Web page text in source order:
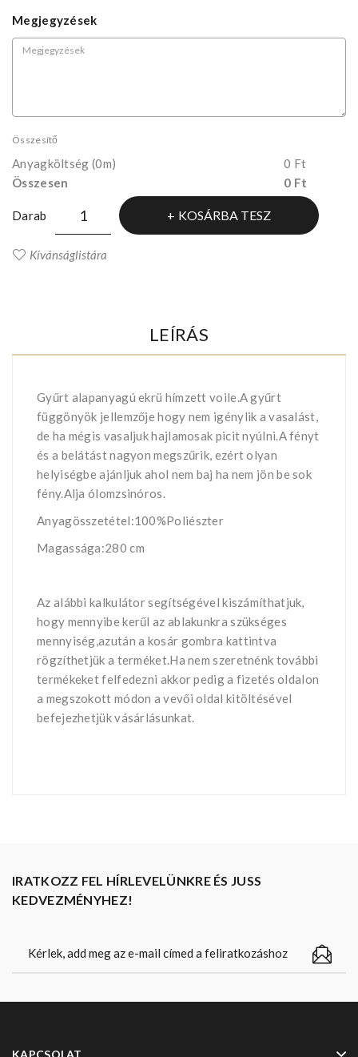
Megjegyzések
Összesítő
Anyagköltség (0m)
0 Ft
Összesen
0 Ft
Darab KOSÁRBA TESZ
Kívánságlistára
LEÍRÁS
Gyűrt alapanyagú ekrü hímzett voile.A gyűrt
függönyök jellemzője hogy nem igénylik a vasalást,
de ha mégis vasaljuk hajlamosak picit nyúlni.A fényt
és a belátást nagyon megszűrik, ezért olyan
helyiségbe ajánljuk ahol nem baj ha nem jön be sok
fény.Alja ólomzsinóros.
Anyagösszetétel:100%Poliészter
Magassága:280 cm
Az alábbi kalkulátor segítségével kiszámíthatjuk,
hogy mennyibe kerűl az ablakunkra szükséges
mennyiség,azután a kosár gombra kattintva
rögzíthetjük a terméket.Ha nem szeretnénk további
termékeket felfedezni akkor pedig a fizetés oldalon
a megszokott módon a vevői oldal kitöltésével
befejezhetjük vásárlásunkat.
IRATKOZZ FEL HÍRLEVELÜNKRE ÉS JUSS
KEDVEZMÉNYHEZ!